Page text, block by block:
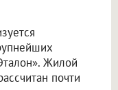
Жилой
почти